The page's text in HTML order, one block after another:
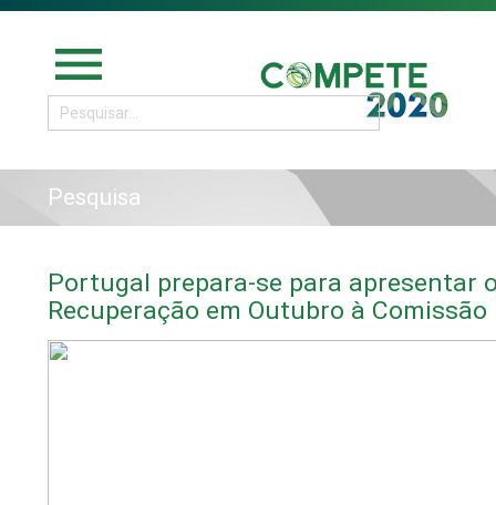
menu
Pesquisa
Portugal prepara-se para apresentar
Recuperação em Outubro à Comissão